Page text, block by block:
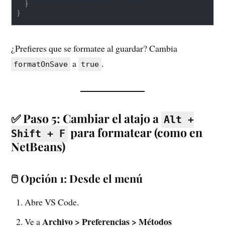
}
}
¿Prefieres que se formatee al guardar? Cambia
formatOnSave a true .
✅ Paso 5: Cambiar el atajo a Alt +
Shift + F para formatear (como en
NetBeans)
🖱 Opción 1: Desde el menú
Abre VS Code.
Ve aArchivo > Preferencias > Métodos